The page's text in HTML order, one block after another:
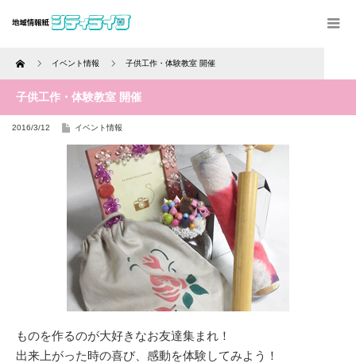
Home イベント情報 子供工作・体験教室 開催
子供工作・体験教室 開催
2016/3/12 イベント情報
ものを作るのが大好きなお友達集まれ！
出来上がった時の喜び、感動を体験してみよう！